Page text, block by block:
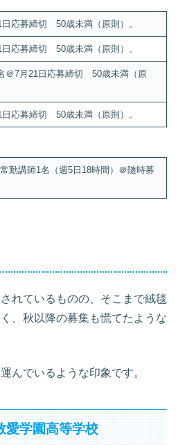
応募締切 50歳未満（原則）。
応募締切 50歳未満（原則）。
＠7月21日応募締切 50歳未満（原
応募締切 50歳未満（原則）。
勤講師1名（週5日18時間）＠随時募
れているものの、そこまで絨毯
、秋以降の募集も慌てたような
んでいるような印象です。
愛学園高等学校